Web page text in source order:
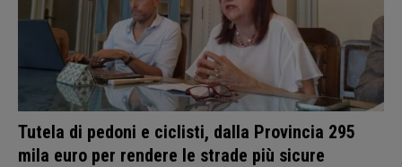
Tutela di pedoni e ciclisti, dalla Provincia 295
mila euro per rendere le strade più sicure